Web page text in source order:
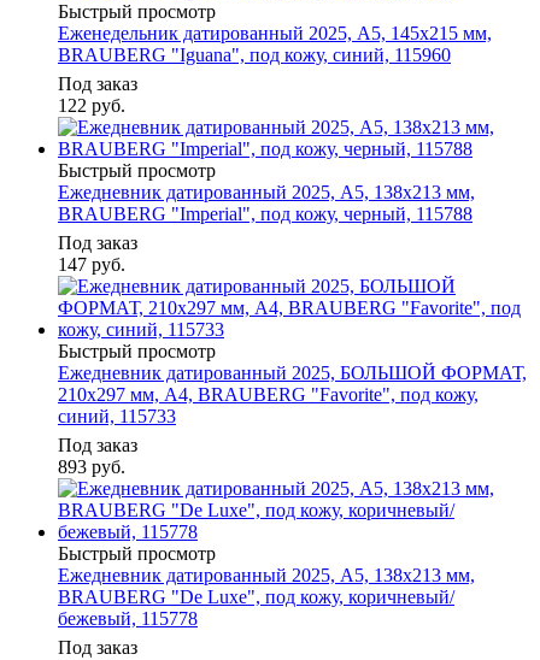
Быстрый просмотр
Еженедельник датированный 2025, А5, 145х215 мм,
BRAUBERG "Iguana", под кожу, синий, 115960
Под заказ
122 руб.
Быстрый просмотр
Ежедневник датированный 2025, А5, 138x213 мм,
BRAUBERG "Imperial", под кожу, черный, 115788
Под заказ
147 руб.
Быстрый просмотр
Ежедневник датированный 2025, БОЛЬШОЙ ФОРМАТ,
210х297 мм, А4, BRAUBERG "Favorite", под кожу,
синий, 115733
Под заказ
893 руб.
Быстрый просмотр
Ежедневник датированный 2025, А5, 138x213 мм,
BRAUBERG "De Luxe", под кожу, коричневый/
бежевый, 115778
Под заказ